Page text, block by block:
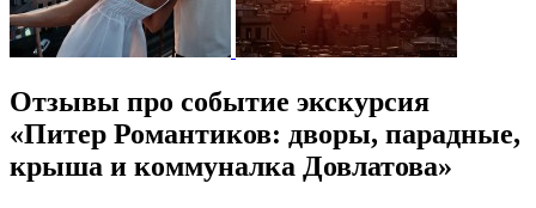
Отзывы про событие экскурсия
«Питер Романтиков: дворы, парадные,
крыша и коммуналка Довлатова»